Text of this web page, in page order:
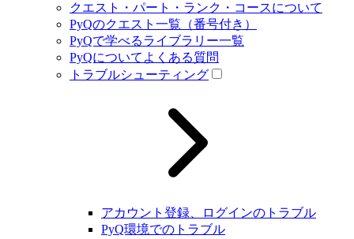
クエスト・パート・ランク・コースについて
PyQのクエスト一覧（番号付き）
PyQで学べるライブラリー一覧
PyQについてよくある質問
トラブルシューティング
アカウント登録、ログインのトラブル
PyQ環境でのトラブル